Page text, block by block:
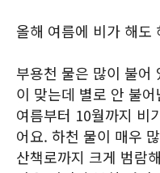
올해 여름에 비가 해도
부용천 물은 많이 불어
이 맞는데 별로 안 불
여름부터 10월까지 비
어요. 하천 물이 매우
산책로까지 크게 범람